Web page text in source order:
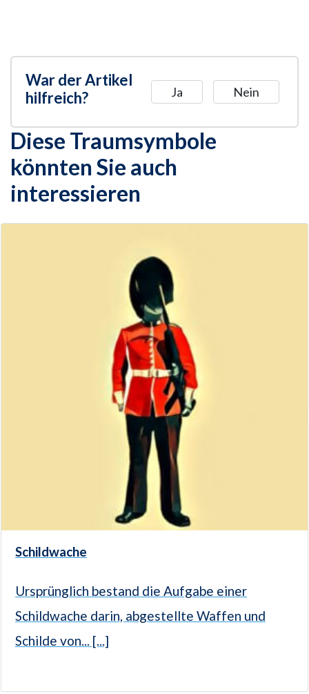
War der Artikel
hilfreich?
Ja Nein
Diese Traumsymbole
könnten Sie auch
interessieren
Schildwache
Ursprünglich bestand die Aufgabe einer
Schildwache darin, abgestellte Waffen und
Schilde von... [...]